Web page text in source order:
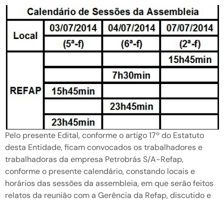
Pelo presente Edital, conforme o artigo 17º do Estatuto
desta Entidade, ficam convocados os trabalhadores e
trabalhadoras da empresa Petrobrás S/A-Refap,
conforme o presente calendário, constando locais e
horários das sessões da assembleia, em que serão feitos
relatos da reunião com a Gerência da Refap, discutido e